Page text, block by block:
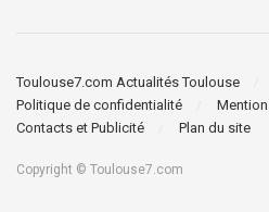
Toulouse7.com Actualités Toulouse
Politique de confidentialité
Contacts et Publicité
Plan du site
Copyright © Toulouse7.com